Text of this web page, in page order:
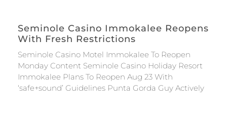
Seminole Casino Immokalee Reopens
With Fresh Restrictions
Seminole Casino Motel Immokalee To Reopen
Monday Content Seminole Casino Holiday Resort
Immokalee Plans To Reopen Aug 23 With
‘safe+sound’ Guidelines Punta Gorda Guy Actively